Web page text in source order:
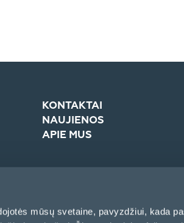
mūsų svetaine, pavyzdžiui, kada
KONTAKTAI
NAUJIENOS
APIE MUS